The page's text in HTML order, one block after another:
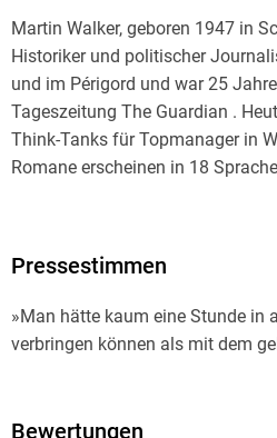
Martin Walker, geboren 1947 in
Historiker und politischer
und im Périgord und war 25
Tageszeitung The Guardian .
Think-Tanks für Topmanager in
Romane erscheinen in 18
Pressestimmen
»Man hätte kaum eine Stunde in
verbringen können als mit dem
Bewertungen